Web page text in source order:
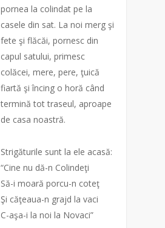
pornea la colindat pe la
casele din sat. La noi merg şi
fete şi flăcăi, pornesc din
capul satului, primesc
colăcei, mere, pere, ţuică
fiartă şi încing o horă când
termină tot traseul, aproape
de casa noastră.
Strigăturile sunt la ele acasă:
“Cine nu dă-n Colindeţi
Să-i moară porcu-n coteţ
Şi căţeaua-n grajd la vaci
C-aşa-i la noi la Novaci”